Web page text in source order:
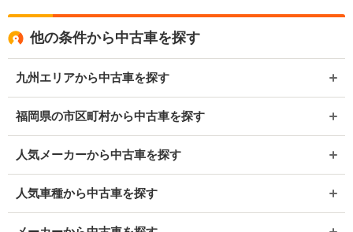
他の条件から中古車を探す
九州エリアから中古車を探す
福岡県の市区町村から中古車を探す
人気メーカーから中古車を探す
人気車種から中古車を探す